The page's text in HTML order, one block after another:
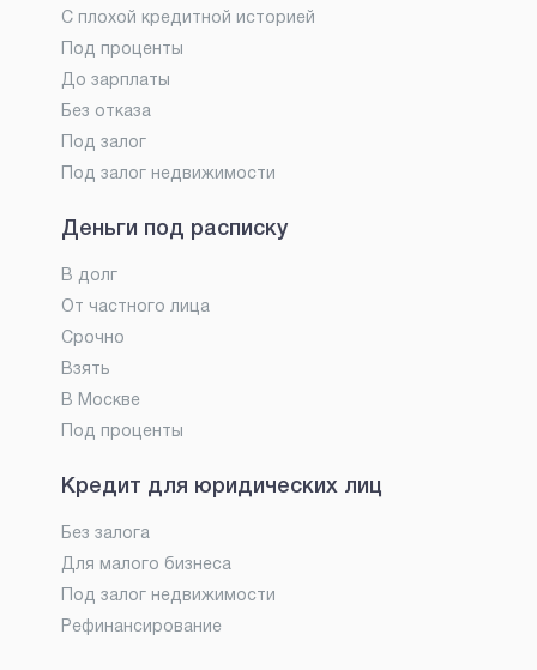
С плохой кредитной историей
Под проценты
До зарплаты
Без отказа
Под залог
Под залог недвижимости
Деньги под расписку
В долг
От частного лица
Срочно
Взять
В Москве
Под проценты
Кредит для юридических лиц
Без залога
Для малого бизнеса
Под залог недвижимости
Рефинансирование